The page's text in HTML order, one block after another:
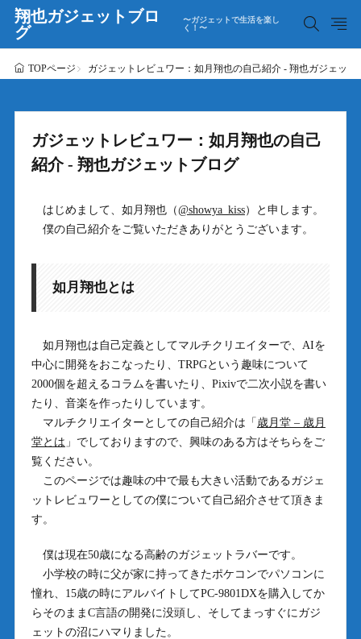
翔也ガジェットブロ
グ
〜ガジェットで生活を楽し
く！〜
TOPページ ガジェットレビュワー：如月翔也の自己紹介 - 翔也ガジェット
ガジェットレビュワー：如月翔也の自己
紹介 - 翔也ガジェットブログ
はじめまして、如月翔也（@showya_kiss）と申します。
僕の自己紹介をご覧いただきありがとうございます。
如月翔也とは
如月翔也は自己定義としてマルチクリエイターで、AIを
中心に開発をおこなったり、TRPGという趣味について
2000個を超えるコラムを書いたり、Pixivで二次小説を書い
たり、音楽を作ったりしています。
マルチクリエイターとしての自己紹介は「 歳月堂 – 歳月
堂とは 」でしておりますので、興味のある方はそちらをご
覧ください。
このページでは趣味の中で最も大きい活動であるガジェ
ットレビュワーとしての僕について自己紹介させて頂きま
す。
僕は現在50歳になる高齢のガジェットラバーです。
小学校の時に父が家に持ってきたポケコンでパソコンに
憧れ、15歳の時にアルバイトしてPC-9801DXを購入してか
らそのままC言語の開発に没頭し、そしてまっすぐにガジ
ェットの沼にハマりました。